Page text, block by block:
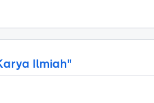
Ilmiah"